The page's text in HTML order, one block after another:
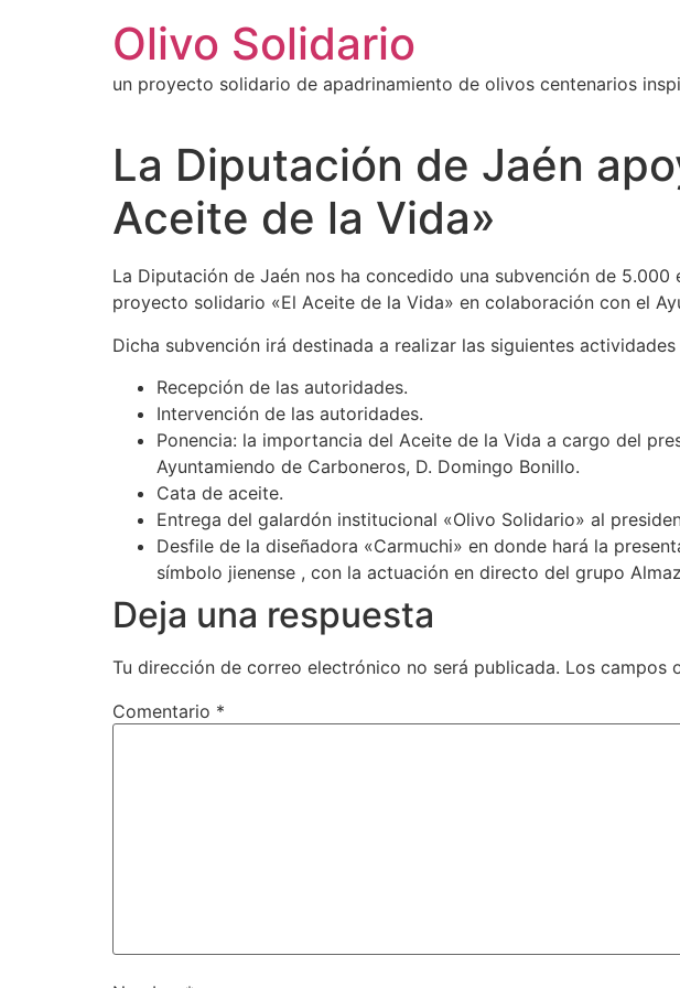
Olivo Solidario
un proyecto solidario de apadrinamiento de olivos centenarios
La Diputación de Jaén
Aceite de la Vida»
La Diputación de Jaén nos ha concedido una subvención de
proyecto solidario «El Aceite de la Vida» en colaboración con el
Dicha subvención irá destinada a realizar las siguientes
Recepción de las autoridades.
Intervención de las autoridades.
Ponencia: la importancia del Aceite de la Vida a cargo del
Ayuntamiendo de Carboneros, D. Domingo Bonillo.
Cata de aceite.
Entrega del galardón institucional «Olivo Solidario» al
Desfile de la diseñadora «Carmuchi» en donde hará la
símbolo jienense , con la actuación en directo del grupo
Deja una respuesta
Tu dirección de correo electrónico no será publicada. Los campos
Comentario *